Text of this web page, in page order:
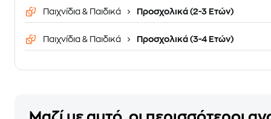
Παιχνίδια & Παιδικά Προσχολικά (2-3 Ετών)
Παιχνίδια & Παιδικά Προσχολικά (3-4 Ετών)